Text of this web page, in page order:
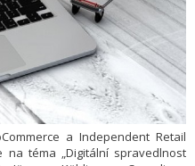
a Independent Retail
téma „Digitální spravedlnost